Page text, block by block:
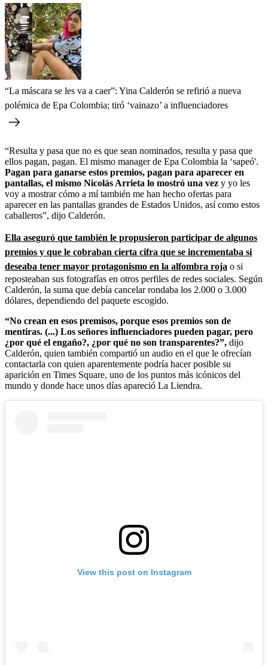
“La máscara se les va a caer”: Yina Calderón se refirió a nueva
polémica de Epa Colombia; tiró ‘vainazo’ a influenciadores
“Resulta y pasa que no es que sean nominados, resulta y pasa que
ellos pagan, pagan. El mismo manager de Epa Colombia la ‘sapeó'.
Pagan para ganarse estos premios, pagan para aparecer en
pantallas, el mismo Nicolás Arrieta lo mostró una vez y yo les
voy a mostrar cómo a mí también me han hecho ofertas para
aparecer en las pantallas grandes de Estados Unidos, así como estos
caballeros”, dijo Calderón.
Ella aseguró que también le propusieron participar de algunos
premios y que le cobraban cierta cifra que se incrementaba si
deseaba tener mayor protagonismo en la alfombra roja o si
reposteaban sus fotografías en otros perfiles de redes sociales. Según
Calderón, la suma que debía cancelar rondaba los 2.000 o 3.000
dólares, dependiendo del paquete escogido.
“No crean en esos premisos, porque esos premios son de
mentiras. (...) Los señores influenciadores pueden pagar, pero
¿por qué el engaño?, ¿por qué no son transparentes?”, dijo
Calderón, quien también compartió un audio en el que le ofrecían
contactarla con quien aparentemente podría hacer posible su
aparición en Times Square, uno de los puntos más icónicos del
mundo y donde hace unos días apareció La Liendra.
View this post on Instagram